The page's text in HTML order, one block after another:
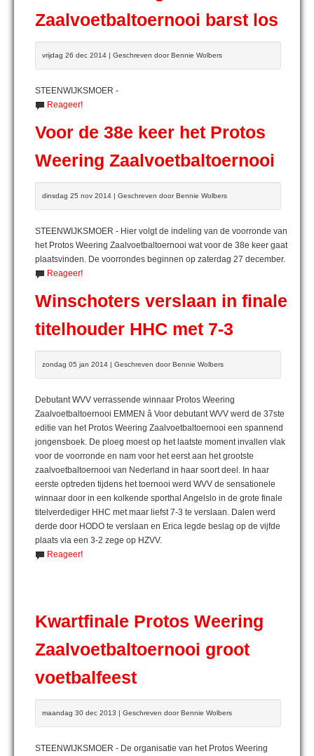
Zaalvoetbaltoernooi barst los
vrijdag 26 dec 2014 | Geschreven door Bennie Wolbers
STEENWIJKSMOER -
Reageer!
Voor de 38e keer het Protos
Weering Zaalvoetbaltoernooi
dinsdag 25 nov 2014 | Geschreven door Bennie Wolbers
STEENWIJKSMOER - Hier volgt de indeling van de voorronde van
het Protos Weering Zaalvoetbaltoernooi wat voor de 38e keer gaat
plaatsvinden. De voorrondes beginnen op zaterdag 27 december.
Reageer!
Winschoters verslaan in finale
titelhouder HHC met 7-3
zondag 05 jan 2014 | Geschreven door Bennie Wolbers
Debutant WVV verrassende winnaar Protos Weering
Zaalvoetbaltoernooi EMMEN â Voor debutant WVV werd de 37ste
editie van het Protos Weering Zaalvoetbaltoernooi een spannend
jongensboek. De ploeg moest op het laatste moment invallen vlak
voor de voorronde en nam voor het eerst aan het grootste
zaalvoetbaltoernooi van Nederland in haar soort deel. In haar
eerste optreden tijdens het toernooi werd WVV de sensationele
winnaar door in een kolkende sporthal Angelslo in de grote finale
titelverdediger HHC met maar liefst 7-3 te verslaan. Dalen werd
derde door HODO te verslaan en Erica legde beslag op de vijfde
plaats via een 3-2 zege op HZVV.
Reageer!
Kwartfinale Protos Weering
Zaalvoetbaltoernooi groot
voetbalfeest
maandag 30 dec 2013 | Geschreven door Bennie Wolbers
STEENWIJKSMOER - De organisatie van het Protos Weering